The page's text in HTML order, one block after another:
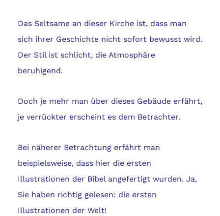
Das Seltsame an dieser Kirche ist, dass man
sich ihrer Geschichte nicht sofort bewusst wird.
Der Stil ist schlicht, die Atmosphäre
beruhigend.
Doch je mehr man über dieses Gebäude erfährt,
je verrückter erscheint es dem Betrachter.
Bei näherer Betrachtung erfährt man
beispielsweise, dass hier die ersten
Illustrationen der Bibel angefertigt wurden. Ja,
Sie haben richtig gelesen: die ersten
Illustrationen der Welt!